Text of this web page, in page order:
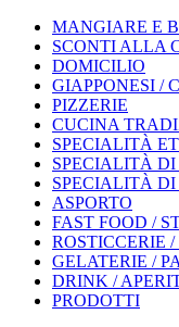
MANGIARE E
SCONTI ALLA
DOMICILIO
GIAPPONESI /
PIZZERIE
CUCINA
SPECIALITÀ
SPECIALITÀ DI
SPECIALITÀ DI
ASPORTO
FAST FOOD /
ROSTICCERIE
GELATERIE /
DRINK /
PRODOTTI